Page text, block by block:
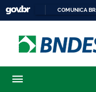
COMUNICA BR